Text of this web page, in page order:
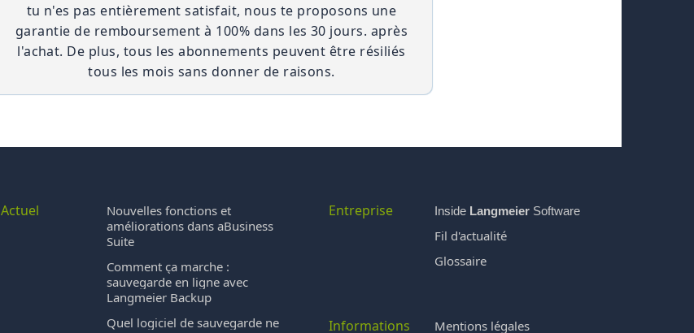
tu n'es pas entièrement satisfait, nous te proposons une
garantie de remboursement à 100% dans les 30 jours. après
l'achat. De plus, tous les abonnements peuvent être résiliés
tous les mois sans donner de raisons.
Actuel
Nouvelles fonctions et
améliorations dans aBusiness
Suite
Comment ça marche :
sauvegarde en ligne avec
Langmeier Backup
Quel logiciel de sauvegarde ne
Entreprise Inside LangmeierSoftware
Fil d'actualité
Glossaire
Informations Mentions légales